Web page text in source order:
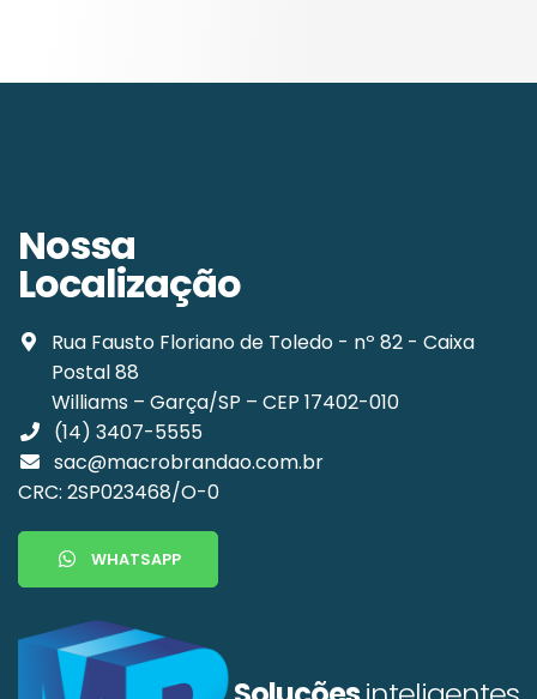
Nossa
Localização
Rua Fausto Floriano de Toledo - nº 82 - Caixa
Postal 88
Williams – Garça/SP – CEP 17402-010
(14) 3407-5555
sac@macrobrandao.com.br
CRC: 2SP023468/O-0
WHATSAPP